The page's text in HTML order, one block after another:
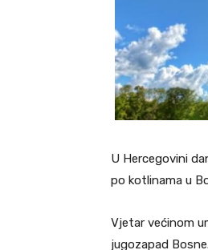
U Hercegovini
po kotlinama u
Vjetar većinom
jugozapad